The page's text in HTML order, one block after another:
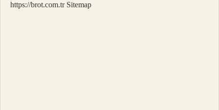
https://brot.com.tr Sitemap